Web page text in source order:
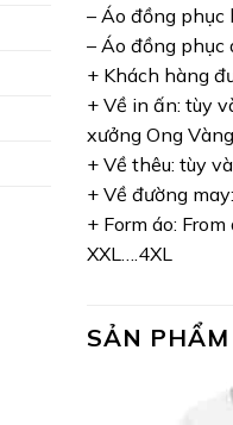
– Áo đồng phục
– Áo đồng phục
+ Khách hàng
+ Về in ấn: tùy
xưởng Ong
+ Về thêu: tùy
+ Về đường
+ Form áo:
XXL….4XL
SẢN